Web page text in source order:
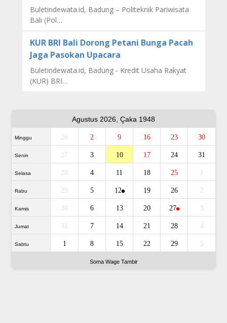
Buletindewata.id, Badung – Politeknik Pariwisata
Bali (Pol…
KUR BRI Bali Dorong Petani Bunga Pacah
Jaga Pasokan Upacara
Buletindewata.id, Badung - Kredit Usaha Rakyat
(KUR) BRI…
Agustus 2026, Çaka 1948
Minggu 26 2 9 16 23 30
Senin 27 3 10 17 24 31
Selasa 28 4 11 18 25
Rabu 29 5 12 19 26 2
Kamis 30 6 13 20 27 3
Jumat 31 7 14 21 28 4
Sabtu 1 8 15 22 29 5
Soma Wage Tambir